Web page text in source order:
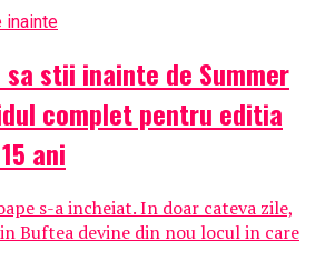
inainte
stii inainte de Summer
complet pentru editia
ani
s-a incheiat. In doar cateva zile,
Buftea devine din nou locul in care